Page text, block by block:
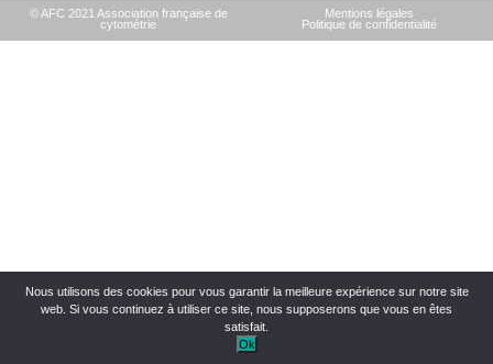
© AFC 2021 Association française de
cytométrie
Mentions légales
Politique de confidentialité
Nous utilisons des cookies pour vous garantir la meilleure expérience sur notre site
web. Si vous continuez à utiliser ce site, nous supposerons que vous en êtes
satisfait.
Ok